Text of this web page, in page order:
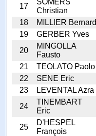
17
Christian
18
MILLIER Bernard
19
GERBER Yves
20
MINGOLLA
Fausto
21
TEOLATO Paolo
22
SENE Eric
23
LEVENTAL Azra
24
TINEMBART
Eric
25
D'HESPEL
François